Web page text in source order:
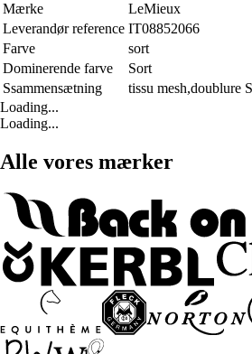
Mærke
LeMieux
Leverandør reference IT08852066
Farve
sort
Dominerende farve
Sort
Ssammensætning
tissu mesh,doublure
Loading...
Loading...
Alle vores mærker